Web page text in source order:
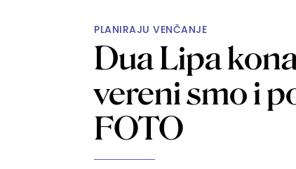
PLANIRAJU VENČANJE
Dua Lipa
vereni smo i
FOTO